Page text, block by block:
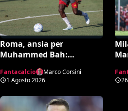
Roma, ansia per
Muhammed Bah:
e stop per il giovane di
Gasperini
Fantacalcio
Marco Corsini
1 Agosto 2026
col